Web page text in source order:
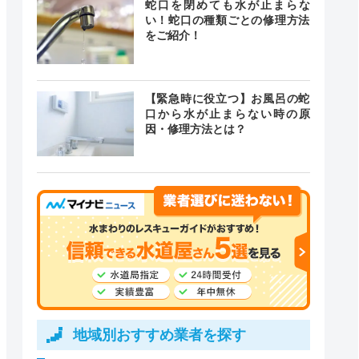
蛇口を閉めても水が止まらな
い！蛇口の種類ごとの修理方法
をご紹介！
【緊急時に役立つ】お風呂の蛇
口から水が止まらない時の原
因・修理方法とは？
地域別おすすめ業者を探す